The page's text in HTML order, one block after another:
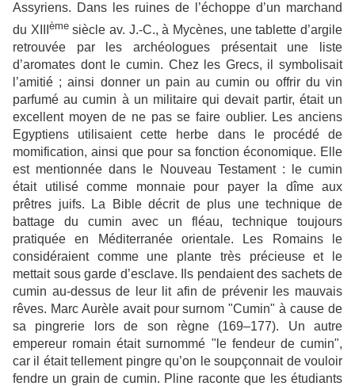
Assyriens. Dans les ruines de l’échoppe d’un marchand
du XIII èmesiècle av. J.-C., à Mycènes, une tablette d’argile
retrouvée par les archéologues présentait une liste
d’aromates dont le cumin. Chez les Grecs, il symbolisait
l’amitié ; ainsi donner un pain au cumin ou offrir du vin
parfumé au cumin à un militaire qui devait partir, était un
excellent moyen de ne pas se faire oublier. Les anciens
Egyptiens utilisaient cette herbe dans le procédé de
momification, ainsi que pour sa fonction économique. Elle
est mentionnée dans le Nouveau Testament : le cumin
était utilisé comme monnaie pour payer la dîme aux
prêtres juifs. La Bible décrit de plus une technique de
battage du cumin avec un fléau, technique toujours
pratiquée en Méditerranée orientale. Les Romains le
considéraient comme une plante très précieuse et le
mettait sous garde d’esclave.
Ils pendaient des sachets de
cumin au-dessus de leur lit afin de prévenir les mauvais
rêves. Marc Aurèle avait pour surnom "Cumin" à cause de
sa pingrerie lors de son règne (169–177). Un autre
empereur romain était surnommé "le fendeur de cumin",
car il était tellement pingre qu’on le soupçonnait de vouloir
fendre un grain de cumin. Pline raconte que les étudiants